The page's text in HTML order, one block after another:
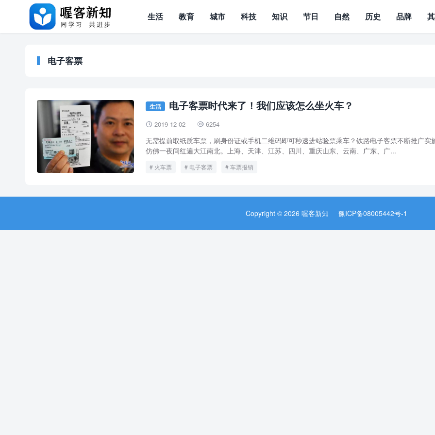
生活 教育 城市 科技 知识 节日 自然 历史 品牌
电子客票
生活 电子客票时代来了！我们应该怎么坐火车？
 2019-12-02  6254
无需提前取纸质车票，刷身份证或手机二维码即可秒速进站验票乘车？铁路电子客票不断推广实
仿佛一夜间红遍大江南北。上海、天津、江苏、四川、重庆山东、云南、广东、广...
火车票 电子客票 车票报销
Copyright © 2026 喔客新知 豫ICP备08005442号-1